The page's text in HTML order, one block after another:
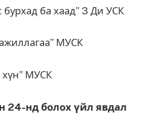
бурхад ба хаад” 3 Ди УСК
ажиллагаа” МУСК
хүн” МУСК
24-нд болох үйл явдал